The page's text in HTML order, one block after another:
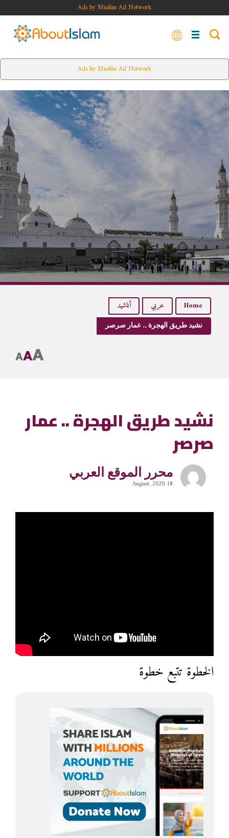
Ads by Muslim Ad Network
Ads by Muslim Ad Network
Home عربي أناشيد
نشيد طريق الهجرة .. عمار صرصر
AAA
نشيد طريق الهجرة .. عمار
صرصر
محرر الموقع العربي
18 August, 2020
الخطوة تتبع خطوة